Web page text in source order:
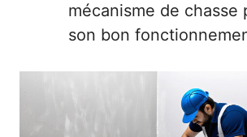
mécanisme de chasse
son bon